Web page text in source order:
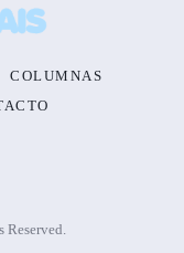
COLUMNAS